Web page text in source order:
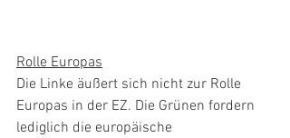
Rolle Europas
Die Linke äußert sich nicht zur Rolle
Europas in der EZ. Die Grünen fordern
lediglich die europäische